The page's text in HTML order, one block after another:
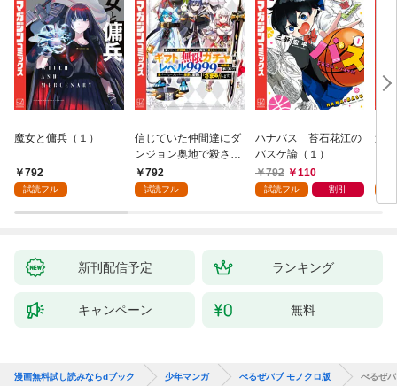
魔女と傭兵（１）
792
試読フル
信じていた仲間達にダ
ンジョン奥地で殺され
かけたがギフト『無限
ガチャ』でレベル９９
（１）
792
試読フル
ハナバス 苔石花江の
バスケ論（１）
792
110
試読フル 割引
追
強
～
新刊配信予定 ランキング
キャンペーン 無料
漫画無料試し読みならdブック 少年マンガ べるぜバブ モノクロ版 べるぜ